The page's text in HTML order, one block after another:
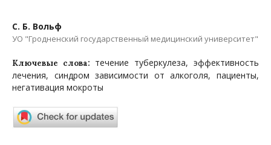
С. Б. Вольф
УО "Гродненский государственный медицинский университет"
Ключевые слова: течение туберкулеза, эффективность
лечения, синдром зависимости от алкоголя, пациенты,
негативация мокроты